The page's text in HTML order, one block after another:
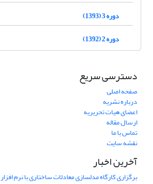
دوره 3 (1393)
دوره 2 (1392)
دسترسی سریع
صفحه اصلی
درباره نشریه
اعضای هیات تحریریه
ارسال مقاله
تماس با ما
نقشه سایت
آخرین اخبار
برگزاری کارگاه مدلسازی معادلات ساختاری با نرم افزار Amos